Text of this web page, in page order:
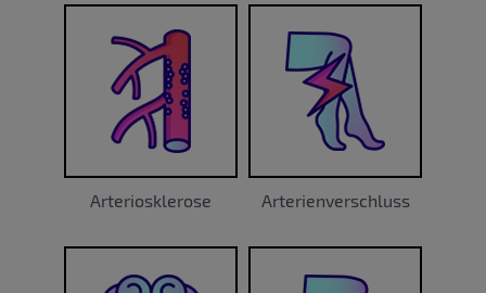
Arteriosklerose Arterienverschluss